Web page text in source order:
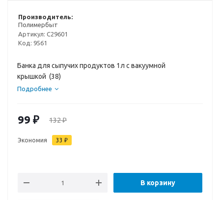
Производитель:
Полимербыт
Артикул: C29601
Код: 9561
Банка для сыпучих продуктов 1л с вакуумной
крышкой (38)
Подробнее
99 ₽ 132₽
Экономия 33 ₽
В корзину